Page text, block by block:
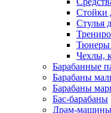
Стойки
Стулья
Тюнеры
Чехлы,
Барабанные
Барабаны
Барабаны
Бас-барабаны
Драм-машины